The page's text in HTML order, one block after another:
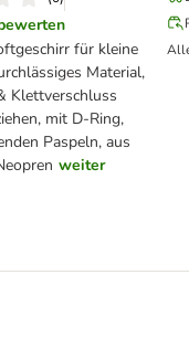
für kleine
Material,
Klettverschluss
mit D-Ring,
Paspeln, aus
weiter